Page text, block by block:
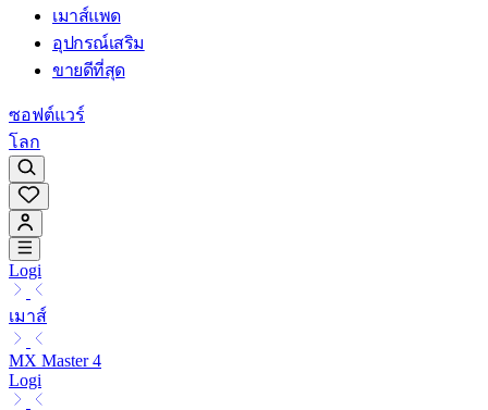
เมาส์แพด
อุปกรณ์เสริม
ขายดีที่สุด
ซอฟต์แวร์
โลก
Logi
เมาส์
MX Master 4
Logi